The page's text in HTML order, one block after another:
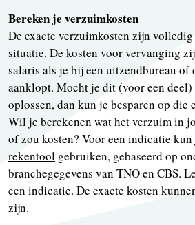
Bereken je verzuimkosten
De exacte verzuimkosten zijn
situatie. De kosten voor vervanging
salaris als je bij een uitzendbureau of
aanklopt. Mocht je dit (voor een
oplossen, dan kun je besparen op die
Wil je berekenen wat het verzuim in
of zou kosten? Voor een indicatie
rekentool gebruiken, gebaseerd op
branchegegevens van TNO en CBS.
een indicatie. De exacte kosten
zijn.